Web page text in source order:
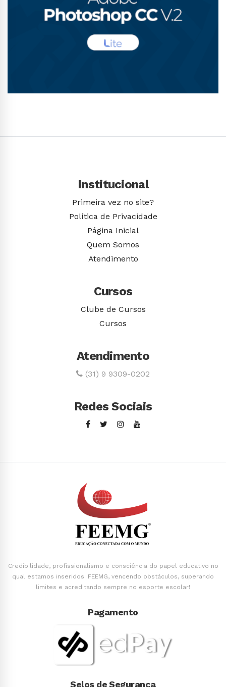
Institucional
Primeira vez no site?
Política de Privacidade
Página Inicial
Quem Somos
Atendimento
Cursos
Clube de Cursos
Cursos
Atendimento
(31) 9 9309-0202
Redes Sociais
Credibilidade, profissionalismo e consciência do papel educativo no
qual estamos inseridos. FEEMG, vencendo obstáculos, superando
limites e acreditando sempre no esporte escolar!
Pagamento
Selos de Segurança